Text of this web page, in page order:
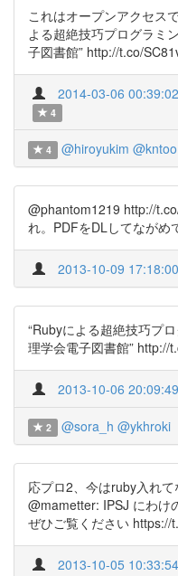
これはオープンアクセス
よる超絶技巧プログラミ
子図書館” http://t.co/
2014-03-06 00:39:02
4
4 @hiroyukim @kntoo
@phantom1219 http://
れ。PDFをDLしてながめ
2013-10-09 17:18:00
“Rubyによる超絶技巧プ
理学会電子図書館” http://
2013-10-06 20:09:49
2 @sora_h @ykhroki
応プロ2、今はruby入れ
@mametter: IPSJ にわけ
ぜひご覧ください https://
2013-10-05 10:33:54